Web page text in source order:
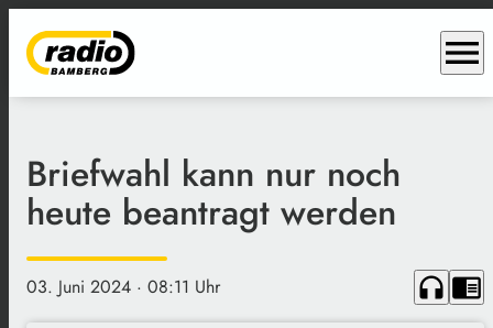
menu
Briefwahl kann nur noch
heute beantragt werden
03. Juni 2024 · 08:11 Uhr headphones chrome_reader_mode